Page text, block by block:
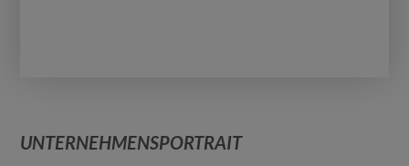
UNTERNEHMENSPORTRAIT